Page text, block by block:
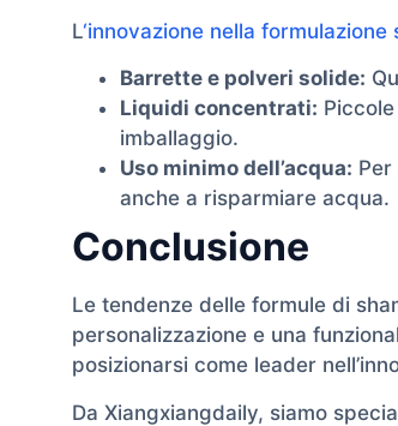
L‘innovazione nella
Barrette e polveri solide:
Liquidi concentrati:
imballaggio.
Uso minimo dell’acqua:
anche a risparmiare acqua.
Conclusione
Le tendenze delle formule di
personalizzazione e una
posizionarsi come leader
Da Xiangxiangdaily, siamo